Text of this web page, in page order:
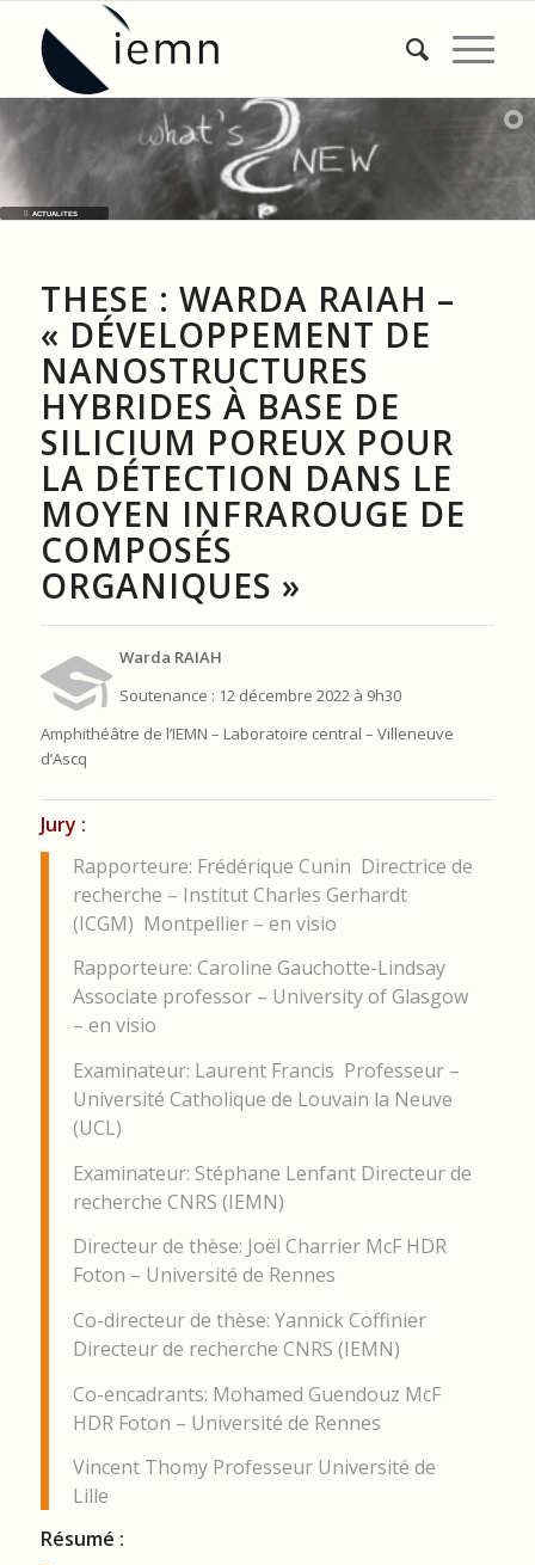
ACTUALITES
THESE : WARDA RAIAH –
« DÉVELOPPEMENT DE
NANOSTRUCTURES
HYBRIDES À BASE DE
SILICIUM POREUX POUR
LA DÉTECTION DANS LE
MOYEN INFRAROUGE DE
COMPOSÉS
ORGANIQUES »
Warda RAIAH
Soutenance : 12 décembre 2022 à 9h30
Amphithéâtre de l’IEMN – Laboratoire central – Villeneuve
d’Ascq
Jury :
Rapporteure: Frédérique Cunin Directrice de
recherche – Institut Charles Gerhardt
(ICGM) Montpellier – en visio
Rapporteure: Caroline Gauchotte-Lindsay
Associate professor – University of Glasgow
– en visio
Examinateur: Laurent Francis Professeur –
Université Catholique de Louvain la Neuve
(UCL)
Examinateur: Stéphane Lenfant Directeur de
recherche CNRS (IEMN)
Directeur de thèse: Joël Charrier McF HDR
Foton – Université de Rennes
Co-directeur de thèse: Yannick Coffinier
Directeur de recherche CNRS (IEMN)
Co-encadrants: Mohamed Guendouz McF
HDR Foton – Université de Rennes
Vincent Thomy Professeur Université de
Lille
Résumé :